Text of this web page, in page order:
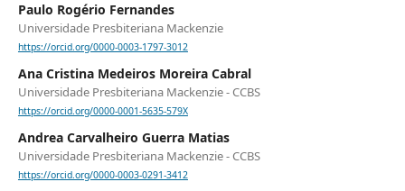
Paulo Rogério Fernandes
Universidade Presbiteriana Mackenzie
https://orcid.org/0000-0003-1797-3012
Ana Cristina Medeiros Moreira Cabral
Universidade Presbiteriana Mackenzie - CCBS
https://orcid.org/0000-0001-5635-579X
Andrea Carvalheiro Guerra Matias
Universidade Presbiteriana Mackenzie - CCBS
https://orcid.org/0000-0003-0291-3412